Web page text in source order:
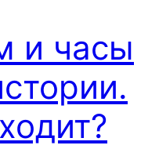
и часы